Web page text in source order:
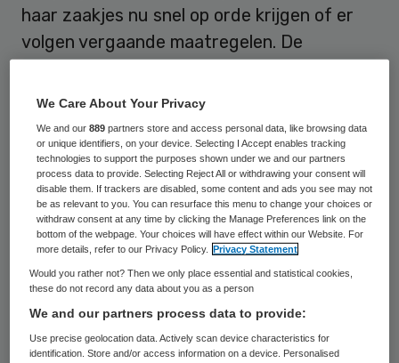
haar zaakjes nu snel op orde krijgen of er
volgen vergaande maatregelen. De
heeft er onvoldoende vertrouwen in dat
Careyn zonder extra maatregelen, op korte
termijn de vereiste verbeteringen kan
aanbrengen.
De inspectie liet maandag weten dat de
instelling verplicht is binnen negen maanden
verbeteringen door te voeren in alle
vestigingen en locaties waar ouderen
worden verzorgd.
We Care About Your Privacy
We and our889 partners store and access personal data, like browsing data
or unique identifiers, on your device. Selecting I Accept enables tracking
technologies to support the purposes shown under we and our partners
process data to provide. Selecting Reject All or withdrawing your consent will
disable them. If trackers are disabled, some content and ads you see may not
be as relevant to you. You can resurface this menu to change your choices or
withdraw consent at any time by clicking the Manage Preferences link on the
bottom of the webpage. Your choices will have effect within our Website. For
more details, refer to our Privacy Policy.
Privacy Statement
Would you rather not? Then we only place essential and statistical cookies,
these do not record any data about you as a person
We and our partners process data to provide:
Use precise geolocation data. Actively scan device characteristics for
identification. Store and/or access information on a device. Personalised